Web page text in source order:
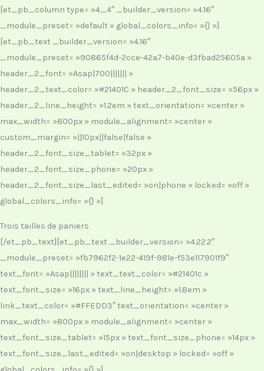
[et_pb_column type= »4_4″ _builder_version= »4.16″
_module_preset= »default » global_colors_info= »{} »]
[et_pb_text _builder_version= »4.16″
_module_preset= »90865f4d-2cce-42a7-b40e-d3fbad25605a »
header_2_font= »Asap|700||||||| »
header_2_text_color= »#21401C » header_2_font_size= »56px »
header_2_line_height= »1.2em » text_orientation= »center »
max_width= »800px » module_alignment= »center »
custom_margin= »||10px||false|false »
header_2_font_size_tablet= »32px »
header_2_font_size_phone= »20px »
header_2_font_size_last_edited= »on|phone » locked= »off »
global_colors_info= »{} »]
Trois tailles de paniers
[/et_pb_text][et_pb_text _builder_version= »4.22.2″
_module_preset= »fb7962f2-1e22-419f-981e-f53e117901f9″
text_font= »Asap|||||||| » text_text_color= »#21401c »
text_font_size= »16px » text_line_height= »1.8em »
link_text_color= »#FFEDD3″ text_orientation= »center »
max_width= »800px » module_alignment= »center »
text_font_size_tablet= »15px » text_font_size_phone= »14px »
text_font_size_last_edited= »on|desktop » locked= »off »